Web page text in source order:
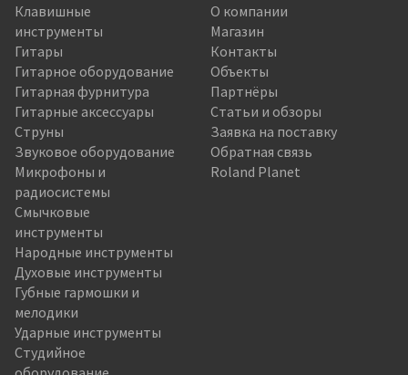
Клавишные
инструменты
Гитары
Гитарное оборудование
Гитарная фурнитура
Гитарные аксессуары
Струны
Звуковое оборудование
Микрофоны и
радиосистемы
Смычковые
инструменты
Народные инструменты
Духовые инструменты
Губные гармошки и
мелодики
Ударные инструменты
Студийное
О компании
Магазин
Контакты
Объекты
Партнёры
Статьи и обзоры
Заявка на поставку
Обратная связь
Roland Planet